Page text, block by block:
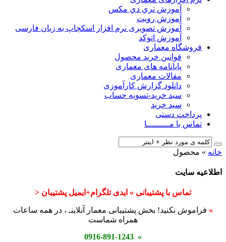
آﻣﻮزش ﺗﺮي دي ﻣﮑﺲ
آموزش رویت
آموزش تصویری نرم افزار اسکچاپ به زبان فارسی
آموزش اتوکد
فروشگاه معماری
قوانین خرید محصول
پایانامه های معماری
مقالات معماری
دانلود گزارش کارآموزی
سبد خرید-تسویه حساب
سبد خرید
پرداخت دستی
تماس با مـــــــــا
خانه » محصول
اطلاعیه سایت
تماس با پشتیبانی » ایدی تلگرام+ایمیل پشتیبان <
» فراموش نکنید! بخش پشتیبانی معمار آنلاینـ ، در همه ساعات
همراه شماست
» 0916-891-1243